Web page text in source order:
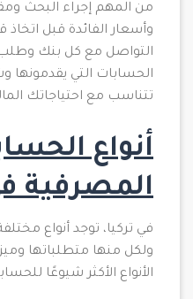
من المهم إجراء البحث
وأسعار الفائدة قبل اتخاذ
التواصل مع كل بنك
الحسابات التي يقدمونها
تتناسب مع احتياجاتك
أنواع
المصرفية
في تركيا، توجد أنواع
ولكل منها متطلباتها
الأنواع الأكثر شيوعًا